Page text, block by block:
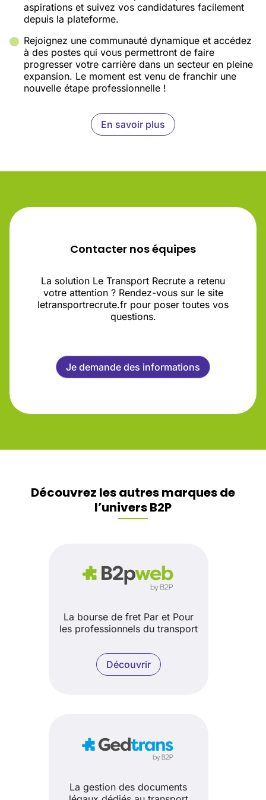
aspirations et suivez vos candidatures facilement
depuis la plateforme.
Rejoignez une communauté dynamique et accédez
à des postes qui vous permettront de faire
progresser votre carrière dans un secteur en pleine
expansion. Le moment est venu de franchir une
nouvelle étape professionnelle !
En savoir plus
Contacter nos équipes
La solution Le Transport Recrute a retenu
votre attention ? Rendez-vous sur le site
letransportrecrute.fr pour poser toutes vos
questions.
Je demande des informations
Découvrez les autres marques de
l’univers B2P
La bourse de fret Par et Pour
les professionnels du transport
Découvrir
La gestion des documents